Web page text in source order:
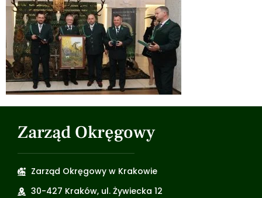
Zarząd Okręgowy
Zarząd Okręgowy w Krakowie
30-427 Kraków, ul. Żywiecka 12